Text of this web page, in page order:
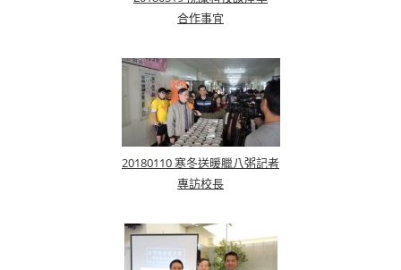
合作事宜
20180110 寒冬送暖臘八粥記者
專訪校長